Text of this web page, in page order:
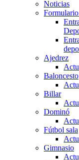
Noticias
Formulario
Ajedrez
Baloncesto
Billar
Dominó
Fútbol sala
Gimnasio